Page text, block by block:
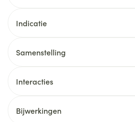
Indicatie
Samenstelling
Interacties
Bijwerkingen